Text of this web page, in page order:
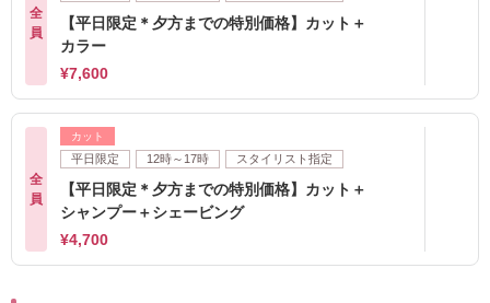
全
員
【平日限定＊夕方までの特別価格】カット＋
カラー
¥7,600
全
員
カット
平日限定 12時～17時 スタイリスト指定
【平日限定＊夕方までの特別価格】カット＋
シャンプー＋シェービング
¥4,700